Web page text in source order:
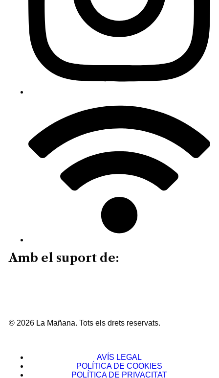
Amb el suport de:
© 2026 La Mañana. Tots els drets reservats.
AVÍS LEGAL
POLÍTICA DE COOKIES
POLÍTICA DE PRIVACITAT